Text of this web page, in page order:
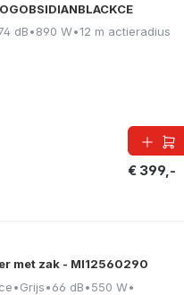
dB•890 W•12 m actieradius
€ 399,-
met zak - MI12560290
•Grijs•66 dB•550 W•